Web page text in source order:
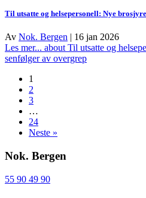
Til utsatte og helsepersonell: Nye
Av Nok. Bergen | 16 jan 2026
Les mer... about Til utsatte og
senfølger av overgrep
1
2
3
…
24
Neste »
Nok. Bergen
55 90 49 90